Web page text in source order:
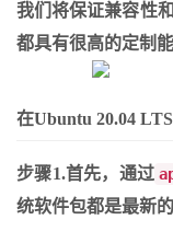
我们将保证兼容性和
都具有很高的定制能
在Ubuntu 20.04
步骤1.首先，通过
统软件包都是最新的